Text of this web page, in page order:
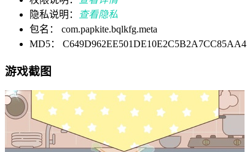
隐私说明：
查看隐私
包名： com.papkite.bqlkfg.meta
MD5： C649D962EE501DE10E2C5B2A7CC85AA4
游戏截图